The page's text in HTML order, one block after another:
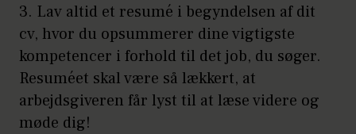
3. Lav altid et resumé i begyndelsen af dit
cv, hvor du opsummerer dine vigtigste
kompetencer i forhold til det job, du søger.
Resuméet skal være så lækkert, at
arbejdsgiveren får lyst til at læse videre og
møde dig!